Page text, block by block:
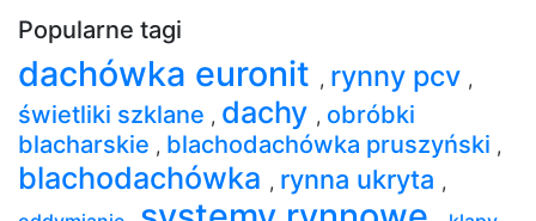
Popularne tagi
dachówka euronit , rynny pcv ,
świetliki szklane , dachy , obróbki
blacharskie , blachodachówka pruszyński ,
blachodachówka , rynna ukryta ,